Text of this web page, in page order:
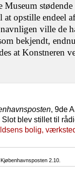
Museum
opstille endeel
ville de
bekjendt,
at Konstneren
, 9de
blev stillet til
bolig,
2.10.